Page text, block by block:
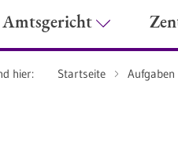
Amtsgericht
hier: Startseite Aufgaben